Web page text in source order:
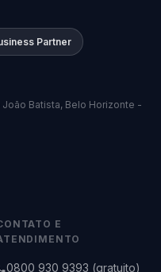
Partner
João Batista, Belo Horizonte -
E
0800 930 9393 (gratuito)